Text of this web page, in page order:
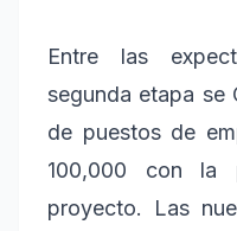
Entre las
segunda etapa se
de puestos de
100,000 con la
proyecto. Las